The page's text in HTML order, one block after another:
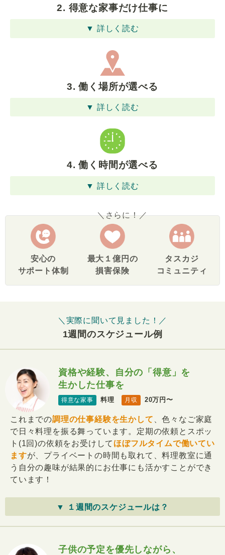
2. 得意な家事だけ仕事に
▼ 詳しく読む
3. 働く場所が選べる
▼ 詳しく読む
4. 働く時間が選べる
▼ 詳しく読む
＼さらに！／
安心の
サポート体制
最大１億円の
損害保険
タスカジ
コミュニティ
＼実際に聞いて見ました！／
1週間のスケジュール例
資格や経験、自分の「得意」を
生かした仕事を
得意な家事 料理 月収 20万円〜
これまでの調理の仕事経験を生かして 、色々なご家庭
で日々料理を振る舞っています。定期の依頼とスポッ
ト(1回)の依頼をお受けして ほぼフルタイムで働いてい
ますが、プライベートの時間も取れて、料理教室に通
う自分の趣味が結果的にお仕事にも活かすことができ
ています！
▼ １週間のスケジュールは？
子供の予定を優先しながら、